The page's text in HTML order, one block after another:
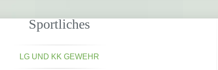
Sportliches
LG UND KK GEWEHR